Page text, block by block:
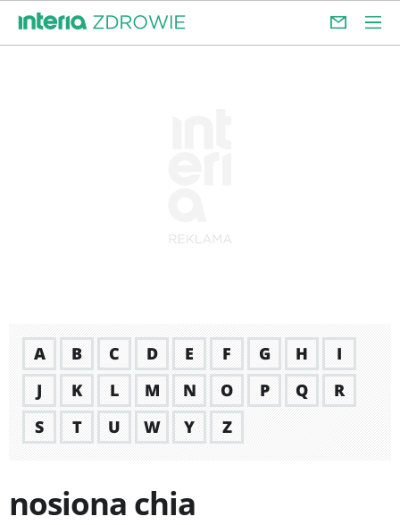
A B C D E F G H
I
J
K L M N O P Q
R
S
T U W Y Z
nosiona chia